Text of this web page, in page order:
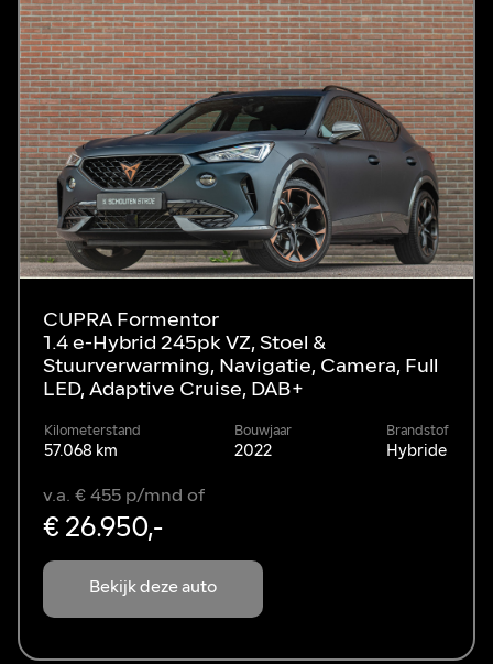
CUPRA Formentor
1.4 e-Hybrid 245pk VZ, Stoel &
Stuurverwarming, Navigatie, Camera, Full
LED, Adaptive Cruise, DAB+
Kilometerstand
57.068 km
Bouwjaar
2022
Brandstof
Hybride
Bekijk deze auto
v.a. € 455 p/mnd of
€ 26.950,-